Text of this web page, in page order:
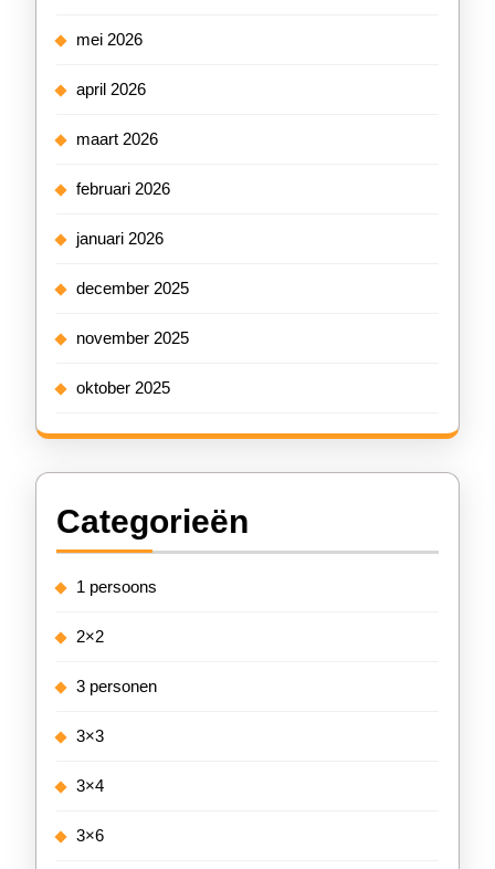
mei 2026
april 2026
maart 2026
februari 2026
januari 2026
december 2025
november 2025
oktober 2025
Categorieën
1 persoons
2×2
3 personen
3×3
3×4
3×6